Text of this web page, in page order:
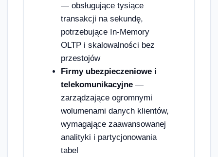
— obsługujące tysiące
transakcji na sekundę,
potrzebujące In-Memory
OLTP i skalowalności bez
przestojów
Firmy ubezpieczeniowe i
telekomunikacyjne —
zarządzające ogromnymi
wolumenami danych klientów,
wymagające zaawansowanej
analityki i partycjonowania
tabel